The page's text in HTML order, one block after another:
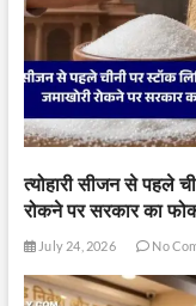
त्योहारी सीजन से पहले
रोकने पर सरकार का
July 24, 2026 No